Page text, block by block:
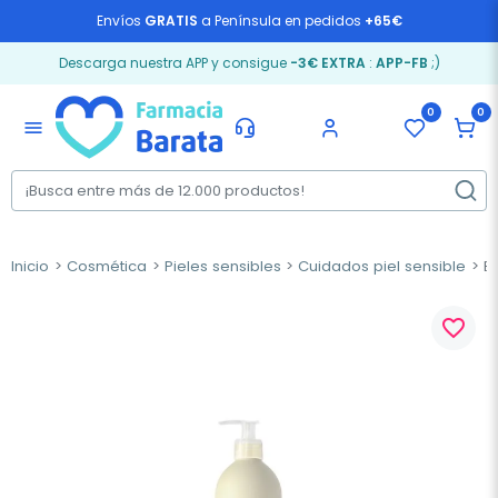
Envíos GRATIS a Península en pedidos +65€
Descarga nuestra APP y consigue -3€ EXTRA: APP-FB ;)
menu
0 0
Inicio Cosmética Pieles sensibles Cuidados piel sensible
favorite_border